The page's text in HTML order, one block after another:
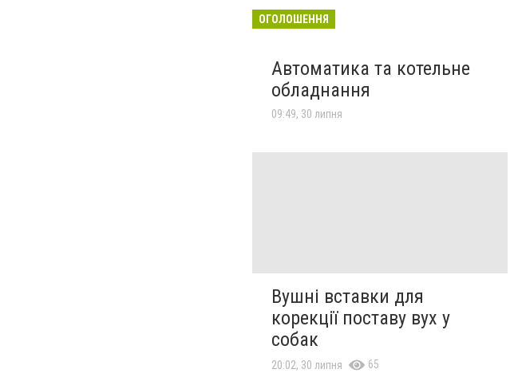
ОГОЛОШЕННЯ
Автоматика та котельне
обладнання
09:49, 30 липня
Вушні вставки для
корекції поставу вух у
собак
20:02, 30 липня 65